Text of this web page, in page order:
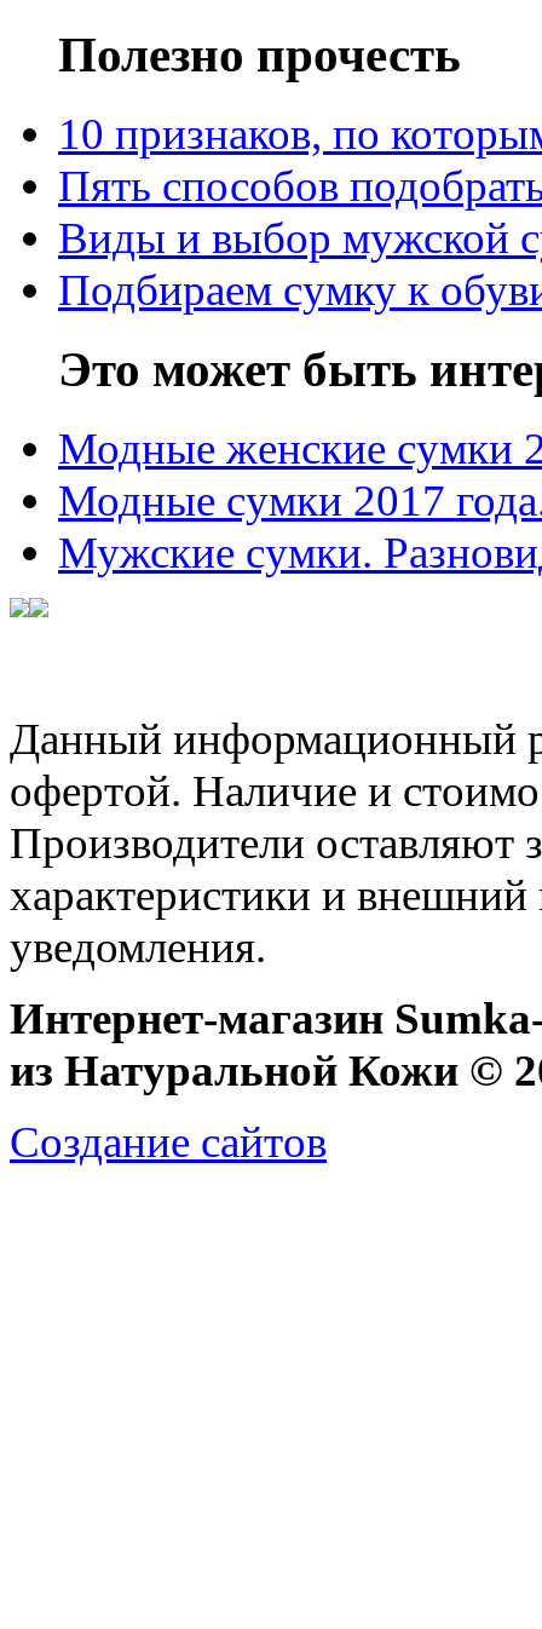
Полезно прочесть
10 признаков, по
Пять способов
Виды и выбор мужской
Подбираем сумку к
Это может быть
Модные женские сумки
Модные сумки 2017
Мужские сумки.
Данный информационный
офертой. Наличие и
Производители оставляют
характеристики и внешний
уведомления.
Интернет-магазин
из Натуральной Кожи ©
Создание сайтов